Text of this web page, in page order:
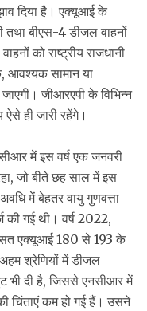
दिया है। एक्यूआई के
बीएस-4 डीजल वाहनों
को राष्ट्रीय राजधानी
आवश्यक सामान या
जीआरएपी के विभिन्न
ही जारी रहेंगे।
में इस वर्ष एक जनवरी
जो बीते छह साल में इस
में बेहतर वायु गुणवत्ता
की गई थी। वर्ष 2022,
एक्यूआई 180 से 193 के
श्रेणियों में डीजल
भी दी है, जिससे एनसीआर में
चिंताएं कम हो गई हैं। उसने